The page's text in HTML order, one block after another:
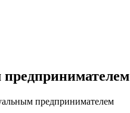
предпринимателем